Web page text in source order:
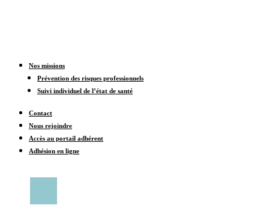
Nos missions
Prévention des risques professionnels
Suivi individuel de l’état de santé
Contact
Nous rejoindre
Accès au portail adhérent
Adhésion en ligne